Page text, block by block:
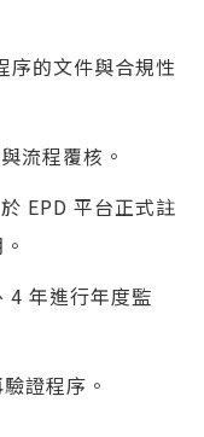
序的文件與合規性
流程覆核。
EPD 平台正式註
4 年進行年度監
證程序。